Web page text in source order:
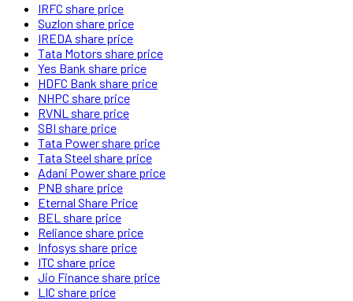
IRFC share price
Suzlon share price
IREDA share price
Tata Motors share price
Yes Bank share price
HDFC Bank share price
NHPC share price
RVNL share price
SBI share price
Tata Power share price
Tata Steel share price
Adani Power share price
PNB share price
Eternal Share Price
BEL share price
Reliance share price
Infosys share price
ITC share price
Jio Finance share price
LIC share price